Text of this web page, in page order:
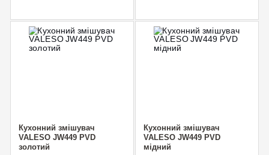
Кухонний змішувач
VALESO JW449 PVD
золотий
Кухонний змішувач
VALESO JW449 PVD
мідний
OK
CANCEL